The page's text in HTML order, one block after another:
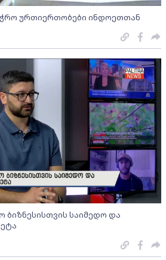
ურთიერთობები ინდოეთთან
საიმედო და